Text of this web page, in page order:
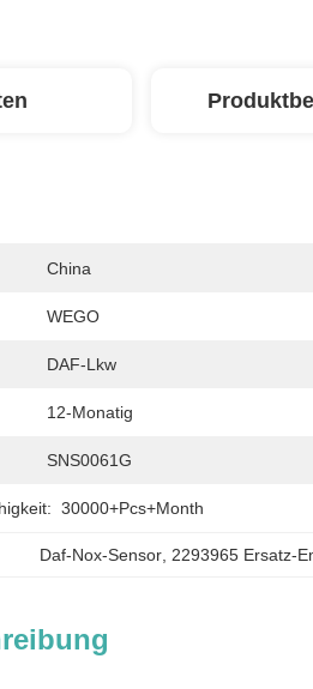
China
WEGO
DAF-Lkw
12-Monatig
SNS0061G
30000+Pcs+Month
Daf-Nox-Sensor 2293965 Ersatz-